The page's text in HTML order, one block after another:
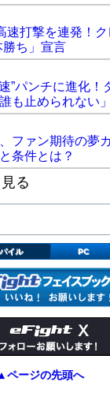
速打撃を連発！
勝ち」宣言
”パンチに進化
も止められない」
ファン期待の夢
条件とは？
る
イル PC
ページの先頭へ